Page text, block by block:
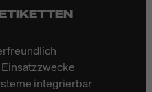
integrierbar